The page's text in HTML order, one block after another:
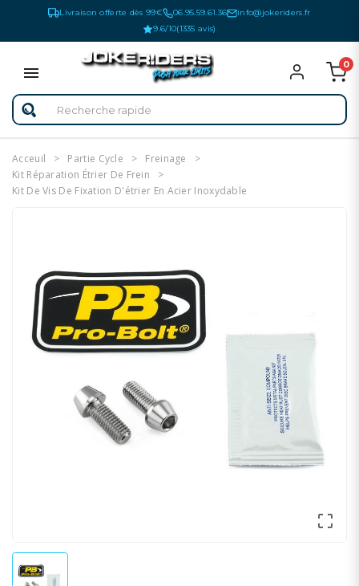
Livraison offerte dès 99€ 06.95.59.61.36
info@jokeriders.fr
9.6/10(1335 avis)
0
Acceuil Partie Cycle
Freinage
Kit Réparation Étrier De Frein
Kit De Vis De Fixation D'étrier En Acier Inoxydable
